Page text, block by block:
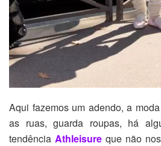
Aqui fazemos um adendo, a
as ruas, guarda roupas, há
tendência Athleisure que não